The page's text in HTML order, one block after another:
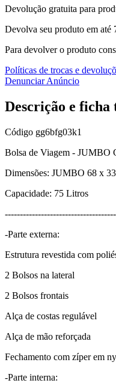
Devolução gratuita para
Devolva seu produto em até
Para devolver o produto
Políticas de trocas e
Denunciar Anúncio
Descrição e ficha
Código gg6bfg03k1
Bolsa de Viagem - JUMBO
Dimensões: JUMBO 68 x
Capacidade: 75 Litros
-Parte externa:
Estrutura revestida com
2 Bolsos na lateral
2 Bolsos frontais
Alça de costas regulável
Alça de mão reforçada
Fechamento com zíper em
-Parte interna: